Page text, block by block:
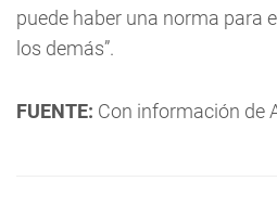
puede haber una norma para
los demás”.
FUENTE: Con información de